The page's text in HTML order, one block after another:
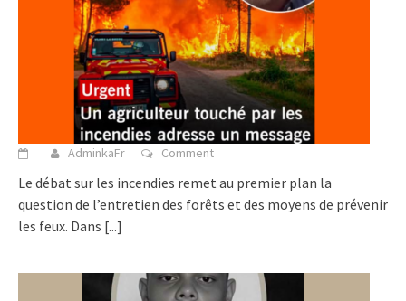
AdminkaFr Comment
Le débat sur les incendies remet au premier plan la
question de l’entretien des forêts et des moyens de prévenir
les feux. Dans [...]